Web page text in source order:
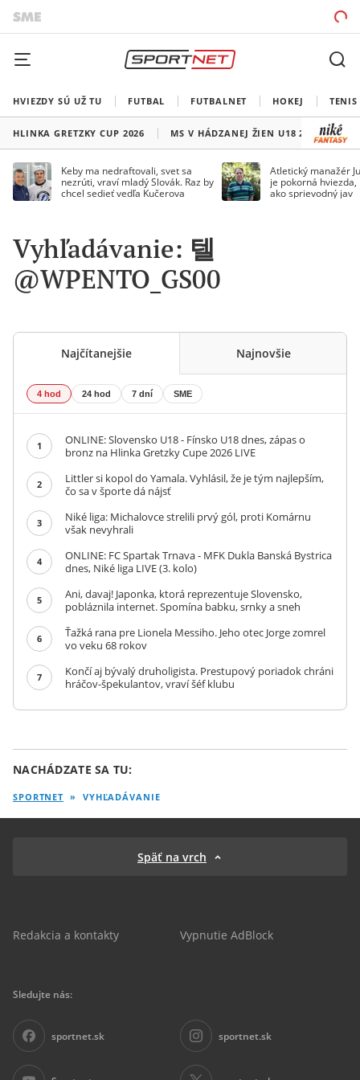
HVIEZDY SÚ UŽ TU FUTBAL FUTBALNET HOKEJ TENIS
HLINKA GRETZKY CUP 2026 MS V HÁDZANEJ ŽIEN U18 2026
Keby ma nedraftovali, svet sa
nezrúti, vraví mladý Slovák. Raz by
chcel sedieť vedľa Kučerova
Atletický manažér
je pokorná
ako sprievodný jav
Vyhľadávanie: 텔
@WPENTO_GS00
Najčítanejšie Najnovšie
4 hod 24 hod 7 dní SME
1
ONLINE: Slovensko U18 - Fínsko U18 dnes, zápas o
bronz na Hlinka Gretzky Cupe 2026 LIVE
2
Littler si kopol do Yamala. Vyhlásil, že je tým najlepším,
čo sa v športe dá nájsť
3
Niké liga: Michalovce strelili prvý gól, proti Komárnu
však nevyhrali
4
ONLINE: FC Spartak Trnava - MFK Dukla Banská Bystrica
dnes, Niké liga LIVE (3. kolo)
5
Ani, davaj! Japonka, ktorá reprezentuje Slovensko,
pobláznila internet. Spomína babku, srnky a sneh
6
Ťažká rana pre Lionela Messiho. Jeho otec Jorge zomrel
vo veku 68 rokov
7
Končí aj bývalý druholigista. Prestupový poriadok chráni
hráčov-špekulantov, vraví šéf klubu
NACHÁDZATE SA TU:
SPORTNET » VYHĽADÁVANIE
Späť na vrch
Redakcia a kontakty Vypnutie AdBlock
Sledujte nás:
sportnet.sk sportnet.sk